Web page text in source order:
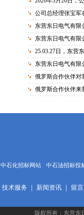
公司总经理张宝军
东营东日电气有限
东营东日电气有限
25.03.27日，东营
东营东日电气有限
俄罗斯合作伙伴对
俄罗斯合作伙伴来
中石化招标网站 中石油招标投
技术服务 ｜ 新闻资讯 ｜ 留
版权所有：东营东